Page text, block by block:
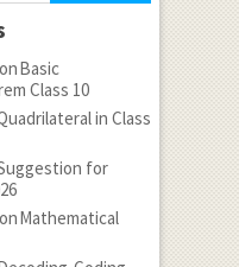
onBasic
Class 10
in Class
for
onMathematical